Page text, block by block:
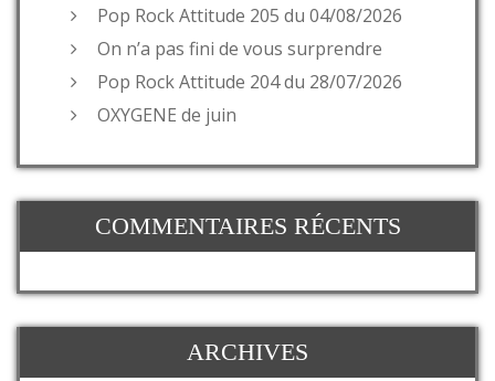
Pop Rock Attitude 205 du 04/08/2026
On n’a pas fini de vous surprendre
Pop Rock Attitude 204 du 28/07/2026
OXYGENE de juin
COMMENTAIRES RÉCENTS
ARCHIVES